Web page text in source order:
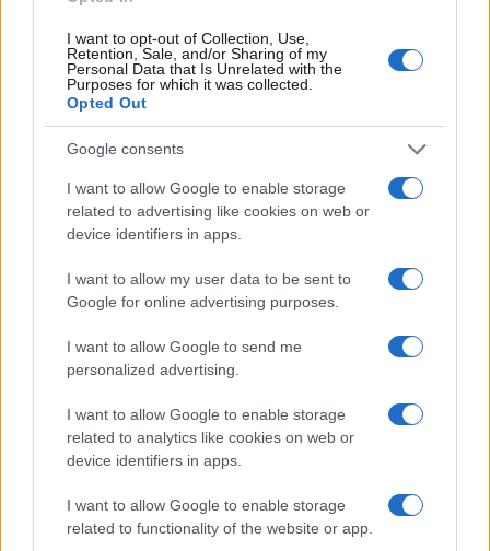
I want to opt-out of Collection, Use,
Retention, Sale, and/or Sharing of my
Personal Data that Is Unrelated with the
Purposes for which it was collected.
Opted Out
Google consents
I want to allow Google to enable storage
related to advertising like cookies on web or
device identifiers in apps.
I want to allow my user data to be sent to
Google for online advertising purposes.
I want to allow Google to send me
personalized advertising.
I want to allow Google to enable storage
related to analytics like cookies on web or
device identifiers in apps.
I want to allow Google to enable storage
related to functionality of the website or app.
Conflicto en el Golfo: rescate
anunciado por EE.UU. frente a la
negación de Irán
5 abril, 2026
Por qué la salida de Osa
Odighizuwa complica la
Cowboys
31 marzo, 2026